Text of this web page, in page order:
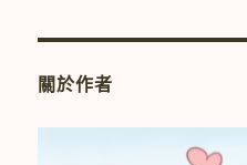
關於作者